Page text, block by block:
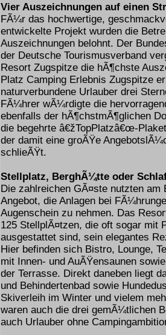
Vier Auszeichnungen auf einen
FÃ¼r das hochwertige,
entwickelte Projekt wurden die
Auszeichnungen belohnt. Der
der Deutsche Tourismusverband
Resort Zugspitze die hÃ¶chste
Platz Camping Erlebnis Zugspitze
naturverbundene Urlauber drei
FÃ¼hrer wÃ¼rdigte die
ebenfalls der hÃ¶chstmÃ¶glichen
die begehrte â€žTopPlatzâ€œ-
der damit eine groÃŸe
schlieÃŸt.
Stellplatz, BerghÃ¼tte oder
Die zahlreichen GÃ¤ste nutzten am
Angebot, die Anlagen bei
Augenschein zu nehmen. Das
125 StellplÃ¤tzen, die oft sogar mit
ausgestattet sind, sein elegantes
Hier befinden sich Bistro, Lounge,
mit Innen- und AuÃŸensaunen
der Terrasse. Direkt daneben liegt
und Behindertenbad sowie
Skiverleih im Winter und vielem
waren auch die drei gemÃ¼tlichen
auch Urlauber ohne